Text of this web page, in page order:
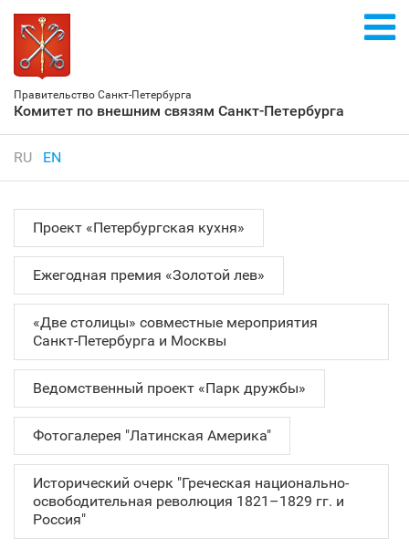
Правительство Санкт‑Петербурга
Комитет по внешним связям Санкт‑Петербурга
RU EN
Проект «Петербургская кухня»
Ежегодная премия «Золотой лев»
«Две столицы» совместные мероприятия
Санкт‑Петербурга и Москвы
Ведомственный проект «Парк дружбы»
Фотогалерея "Латинская Америка"
Исторический очерк "Греческая национально-
освободительная революция 1821–1829 гг. и
Россия"